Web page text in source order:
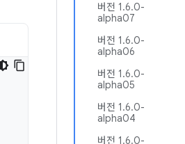
버전 1.6.0-
alpha07
버전 1.6.0-
alpha06
버전 1.6.0-
alpha05
버전 1.6.0-
alpha04
버전 1.6.0-